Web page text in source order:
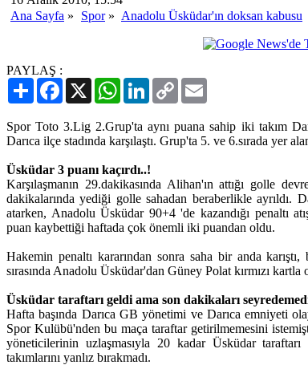
Ana Sayfa » Spor» Anadolu Üsküdar'ın doksan kabusu
PAYLAŞ :
PaylaşFacebook
X WhatsAppLinkedIn
Copy
Link
Spor Toto 3.Lig 2.Grup'ta aynı puana sahip iki takım
Darıca ilçe stadında karşılaştı. Grup'ta 5. ve 6.sırada yer
Üsküdar 3 puanı kaçırdı..!
Karşılaşmanın 29.dakikasında Alihan'ın attığı golle
dakikalarında yediği golle sahadan beraberlikle
atarken, Anadolu Üsküdar 90+4 'de kazandığı penaltı
puan kaybettiği haftada çok önemli iki puandan oldu.
Hakemin penaltı kararından sonra saha bir anda
sırasında Anadolu Üsküdar'dan Güney Polat kırmızı kartla
Üsküdar taraftarı geldi ama son dakikaları
Hafta başında Darıca GB yönetimi ve Darıca emniyeti
Spor Kulübü'nden bu maça taraftar getirilmemesini
yöneticilerinin uzlaşmasıyla 20 kadar Üsküdar
takımlarını yanlız bırakmadı.